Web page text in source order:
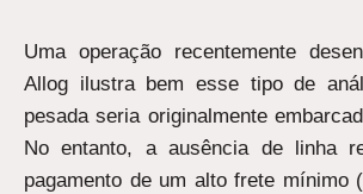
Uma operação recentemente
Allog ilustra bem esse tipo de
pesada seria originalmente
No entanto, a ausência de linha
pagamento de um alto frete mínimo